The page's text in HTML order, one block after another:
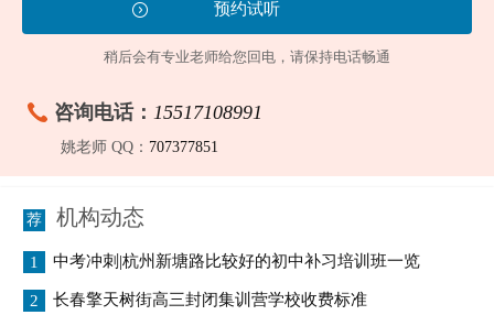
稍后会有专业老师给您回电，请保持电话畅通
咨询电话： 15517108991
姚老师 QQ： 707377851
机构动态
1 中考冲刺|杭州新塘路比较好的初中补习培训班一览
2 长春擎天树街高三封闭集训营学校收费标准